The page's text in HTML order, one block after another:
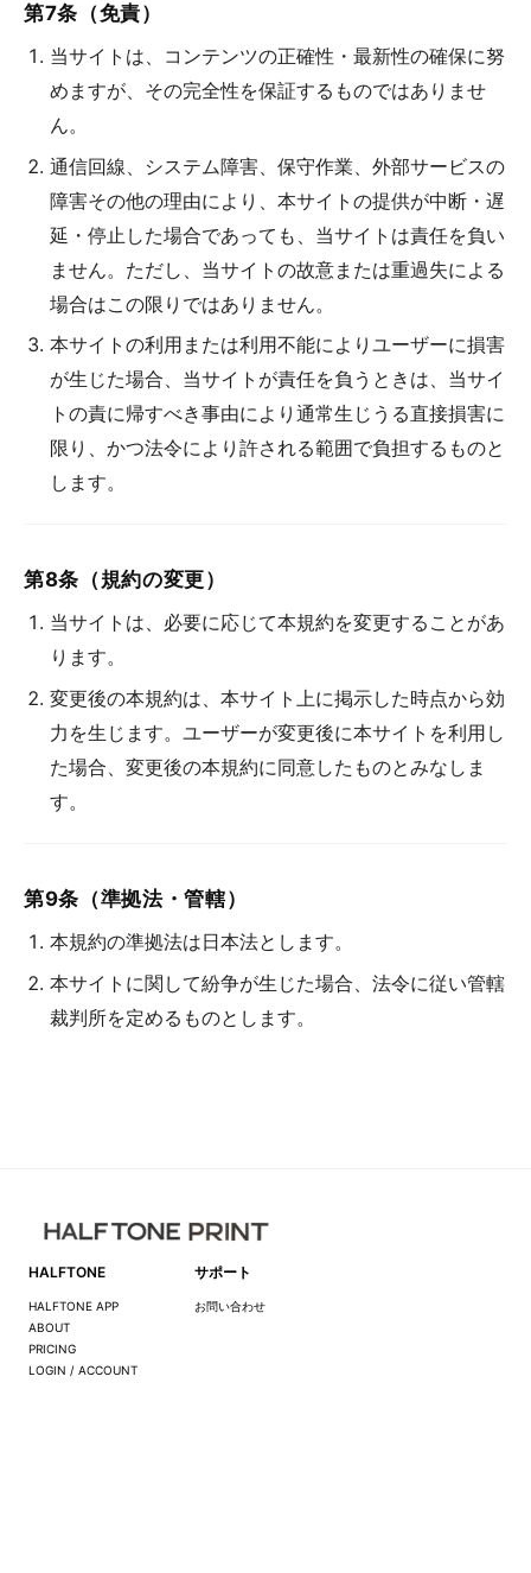
第7条（免責）
当サイトは、コンテンツの正確性・最新性の確保に努
めますが、その完全性を保証するものではありませ
ん。
通信回線、システム障害、保守作業、外部サービスの
障害その他の理由により、本サイトの提供が中断・遅
延・停止した場合であっても、当サイトは責任を負い
ません。ただし、当サイトの故意または重過失による
場合はこの限りではありません。
本サイトの利用または利用不能によりユーザーに損害
が生じた場合、当サイトが責任を負うときは、当サイ
トの責に帰すべき事由により通常生じうる直接損害に
限り、かつ法令により許される範囲で負担するものと
します。
第8条（規約の変更）
当サイトは、必要に応じて本規約を変更することがあ
ります。
変更後の本規約は、本サイト上に掲示した時点から効
力を生じます。ユーザーが変更後に本サイトを利用し
た場合、変更後の本規約に同意したものとみなしま
す。
第9条（準拠法・管轄）
本規約の準拠法は日本法とします。
本サイトに関して紛争が生じた場合、法令に従い管轄
裁判所を定めるものとします。
HALFTONE
HALFTONE APP
ABOUT
PRICING
LOGIN / ACCOUNT
サポート
お問い合わせ